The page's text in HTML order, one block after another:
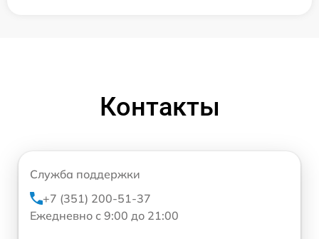
Контакты
Служба поддержки
+7 (351) 200-51-37
Ежедневно с 9:00 до 21:00